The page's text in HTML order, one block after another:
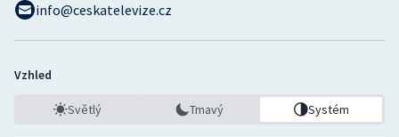
info@ceskatelevize.cz
Vzhled
Světlý Tmavý Systém